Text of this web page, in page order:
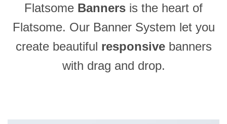
Flatsome Banners is the heart of
Flatsome. Our Banner System let you
create beautiful responsivebanners
with drag and drop.